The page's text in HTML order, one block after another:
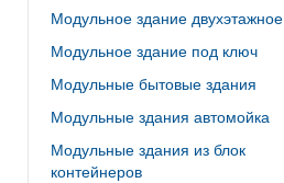
Модульное здание двухэтажное
Модульное здание под ключ
Модульные бытовые здания
Модульные здания автомойка
Модульные здания из блок
контейнеров